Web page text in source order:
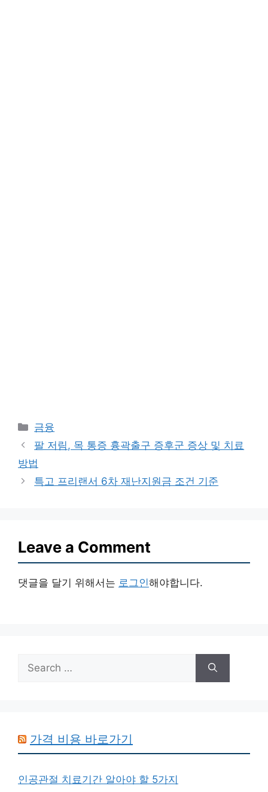
Categories
금융
팔 저림, 목 통증 흉곽출구 증후군 증상 및 치료
방법
특고 프리랜서 6차 재난지원금 조건 기준
Leave a Comment
댓글을 달기 위해서는 로그인해야합니다.
for:
가격 비용 바로가기
인공관절 치료기간 알아야 할 5가지